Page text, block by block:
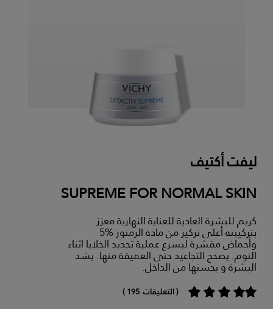
ليفت أكتيف
SUPREME FOR NORMAL SKIN
كريم للبشرة العادية للعناية النهارية معزز
بتركيبته أعلى تركيز من مادة الرمنوز %5
وأحماض مقشرة ليسرع عملية تجديد الخلايا اثناء
النوم. يصحح التجاعيد حتى العميقة منها. يشد
البشرة و يحسنها من الداخل.
( التعليقات 195 )